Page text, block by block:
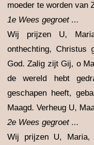
moeder te worden van
1e Wees gegroet ...
Wij prijzen U,
onthechting, Christus
God. Zalig zijt Gij, o
de wereld hebt
geschapen heeft,
Maagd. Verheug U,
2e Wees gegroet ...
Wij prijzen U,